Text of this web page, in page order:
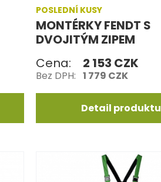
POSLEDNÍ KUSY
MONTÉRKY FENDT S
DVOJITÝM ZIPEM
Cena:
2 153 CZK
Bez DPH: 1 779 CZK
Detail produktu